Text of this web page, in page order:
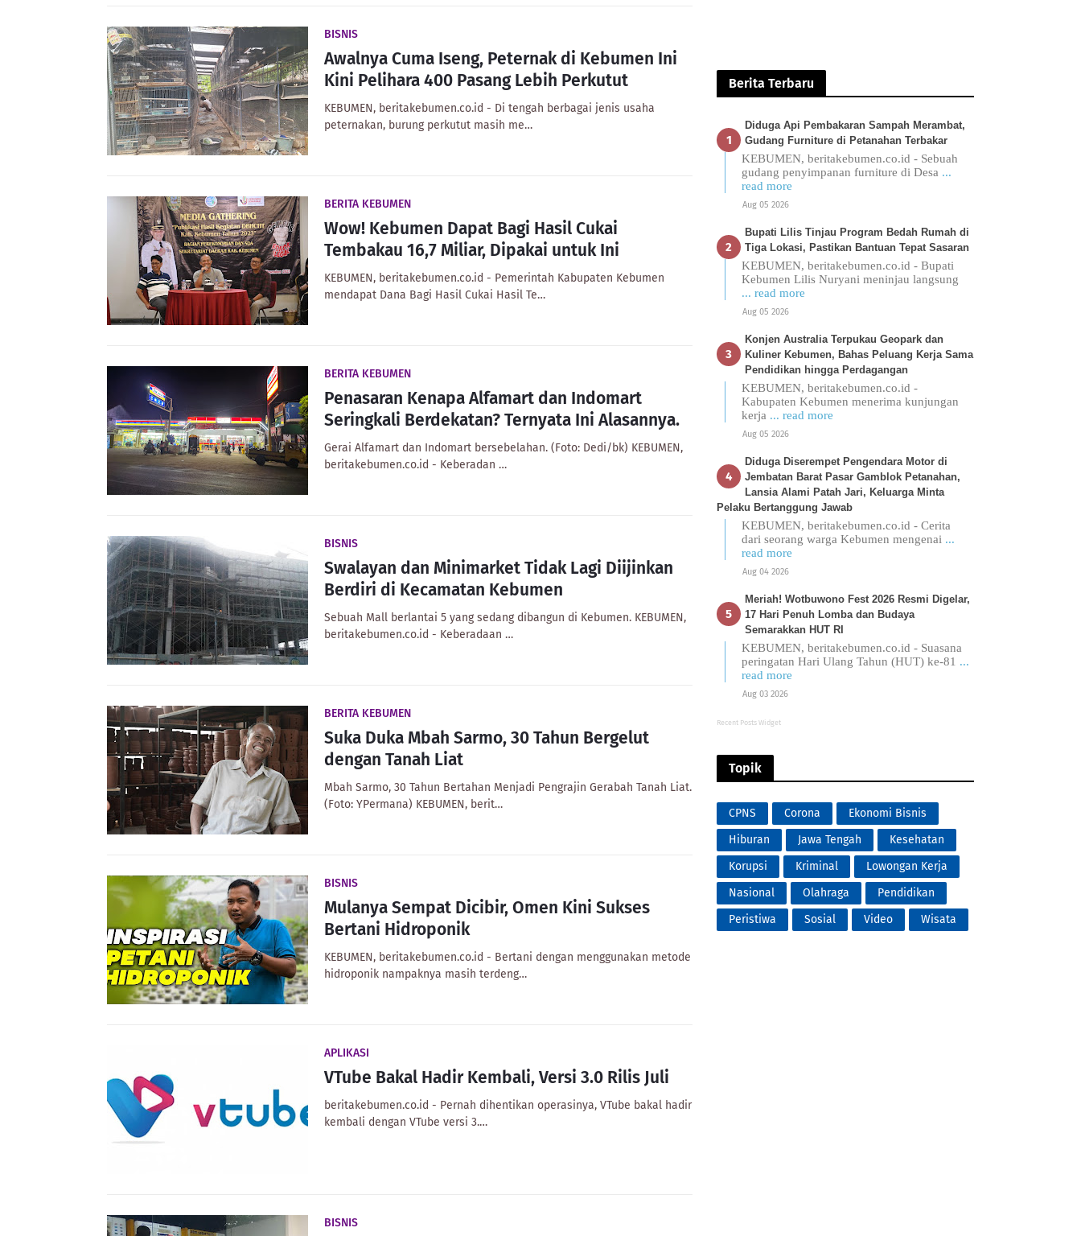
BISNIS
Awalnya Cuma Iseng, Peternak di Kebumen Ini
Kini Pelihara 400 Pasang Lebih Perkutut
KEBUMEN, beritakebumen.co.id - Di tengah berbagai jenis usaha
peternakan, burung perkutut masih me…
BERITA KEBUMEN
Wow! Kebumen Dapat Bagi Hasil Cukai
Tembakau 16,7 Miliar, Dipakai untuk Ini
KEBUMEN, beritakebumen.co.id - Pemerintah Kabupaten Kebumen
mendapat Dana Bagi Hasil Cukai Hasil Te…
BERITA KEBUMEN
Penasaran Kenapa Alfamart dan Indomart
Seringkali Berdekatan? Ternyata Ini Alasannya.
Gerai Alfamart dan Indomart bersebelahan. (Foto: Dedi/bk) KEBUMEN,
beritakebumen.co.id - Keberadan …
BISNIS
Swalayan dan Minimarket Tidak Lagi Diijinkan
Berdiri di Kecamatan Kebumen
Sebuah Mall berlantai 5 yang sedang dibangun di Kebumen. KEBUMEN,
beritakebumen.co.id - Keberadaan …
BERITA KEBUMEN
Suka Duka Mbah Sarmo, 30 Tahun Bergelut
dengan Tanah Liat
Mbah Sarmo, 30 Tahun Bertahan Menjadi Pengrajin Gerabah Tanah Liat.
(Foto: YPermana) KEBUMEN, berit…
BISNIS
Mulanya Sempat Dicibir, Omen Kini Sukses
Bertani Hidroponik
KEBUMEN, beritakebumen.co.id - Bertani dengan menggunakan metode
hidroponik nampaknya masih terdeng…
APLIKASI
VTube Bakal Hadir Kembali, Versi 3.0 Rilis Juli
beritakebumen.co.id - Pernah dihentikan operasinya, VTube bakal hadir
kembali dengan VTube versi 3.…
BISNIS
Berita Terbaru
Diduga Api Pembakaran Sampah Merambat,
Gudang Furniture di Petanahan Terbakar
KEBUMEN, beritakebumen.co.id - Sebuah
gudang penyimpanan furniture di Desa ...
read more
Aug 05 2026
Bupati Lilis Tinjau Program Bedah Rumah di
Tiga Lokasi, Pastikan Bantuan Tepat Sasaran
KEBUMEN, beritakebumen.co.id - Bupati
Kebumen Lilis Nuryani meninjau langsung
... read more
Aug 05 2026
Konjen Australia Terpukau Geopark dan
Kuliner Kebumen, Bahas Peluang Kerja Sama
Pendidikan hingga Perdagangan
KEBUMEN, beritakebumen.co.id -
Kabupaten Kebumen menerima kunjungan
kerja ... read more
Aug 05 2026
Diduga Diserempet Pengendara Motor di
Jembatan Barat Pasar Gamblok Petanahan,
Lansia Alami Patah Jari, Keluarga Minta
Pelaku Bertanggung Jawab
KEBUMEN, beritakebumen.co.id - Cerita
dari seorang warga Kebumen mengenai ...
read more
Aug 04 2026
Meriah! Wotbuwono Fest 2026 Resmi Digelar,
17 Hari Penuh Lomba dan Budaya
Semarakkan HUT RI
KEBUMEN, beritakebumen.co.id - Suasana
peringatan Hari Ulang Tahun (HUT) ke-81 ...
read more
Aug 03 2026
Recent Posts Widget
Topik
CPNS Corona
Ekonomi Bisnis
Hiburan
Jawa Tengah
Kesehatan
Korupsi
Kriminal
Lowongan Kerja
Nasional
Olahraga
Pendidikan
Peristiwa
Sosial Video Wisata